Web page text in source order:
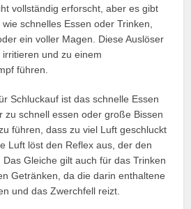
vollständig erforscht, aber es gibt
schnelles Essen oder Trinken,
ein voller Magen. Diese Auslöser
und zu einem
führen.
Schluckauf ist das schnelle Essen
zu schnell essen oder große Bissen
führen, dass zu viel Luft geschluckt
Luft löst den Reflex aus, der den
Gleiche gilt auch für das Trinken
Getränken, da die darin enthaltene
und das Zwerchfell reizt.